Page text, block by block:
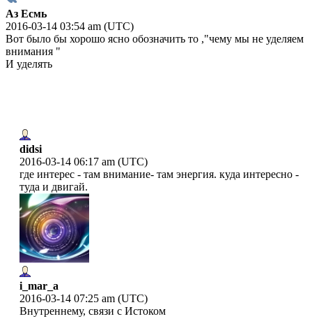
Аз Есмь
2016-03-14 03:54 am (UTC)
Вот было бы хорошо ясно обозначить то ,"чему мы не уделяем
внимания "
И уделять
didsi
2016-03-14 06:17 am (UTC)
где интерес - там внимание- там энергия. куда интересно -
туда и двигай.
i_mar_a
2016-03-14 07:25 am (UTC)
Внутреннему, связи с Истоком